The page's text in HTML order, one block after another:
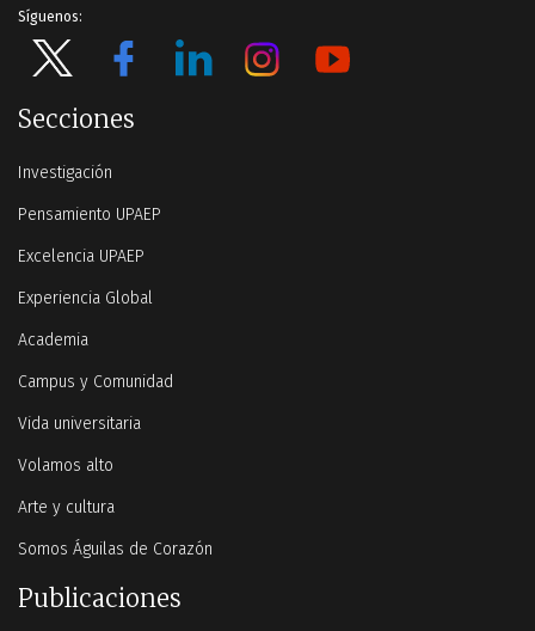
Síguenos:
Secciones
Investigación
Pensamiento UPAEP
Excelencia UPAEP
Experiencia Global
Academia
Campus y Comunidad
Vida universitaria
Volamos alto
Arte y cultura
Somos Águilas de Corazón
Publicaciones